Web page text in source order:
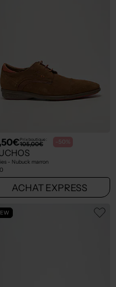
Prix boutique :
105,00€ -50%
- Nubuck marron
ACHAT EXPRESS